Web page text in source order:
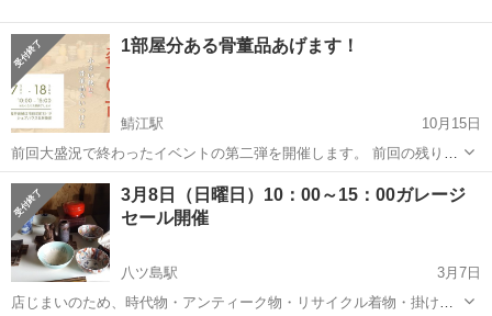
1部屋分ある骨董品あげます！
鯖江駅
10月15日
前回大盛況で終わったイベントの第二弾を開催します。 前回の残りだ
けでは味気ないので、もう一度祖母宅を探索し、「新たに見つけたも
の」「自分用に保管していたもの」を追加しました。 日時：10月17日
（土）10:00〜15...
福井 鯖江市 鯖江駅 フリーマーケット
3月8日（日曜日）10：00～15：00ガレージ
セール開催
八ツ島駅
3月7日
店じまいのため、時代物・アンティーク物・リサイクル着物・掛け